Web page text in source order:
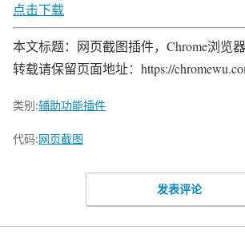
点击下载
本文标题：网页截图插件，Chrome浏览
转载请保留页面地址：https://
类别:辅助功能插件
代码:网页截图
发表评论